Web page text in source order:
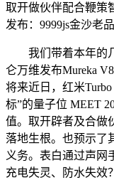
取开做伙伴配合鞭策
发布：9999js金沙老
我们带着本年的几
仑万维发布Mureka
将来近日，红米
标”的量子位 MEET
值。取开辟者及合做
落地生根。也预示了
义务。表白通过声网
充电失灵、防水失效